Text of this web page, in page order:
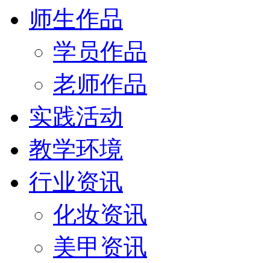
师生作品
学员作品
老师作品
实践活动
教学环境
行业资讯
化妆资讯
美甲资讯